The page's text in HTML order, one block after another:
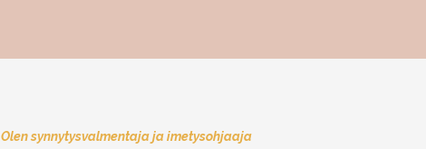
Olen synnytysvalmentaja ja imetysohjaaja